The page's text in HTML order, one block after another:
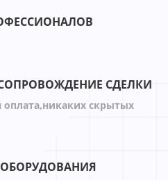
СДЕЛКИ
оплата,никаких скрытых